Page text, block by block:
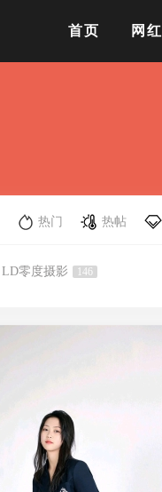
首页 网红
热门 热帖
LD零度摄影 146